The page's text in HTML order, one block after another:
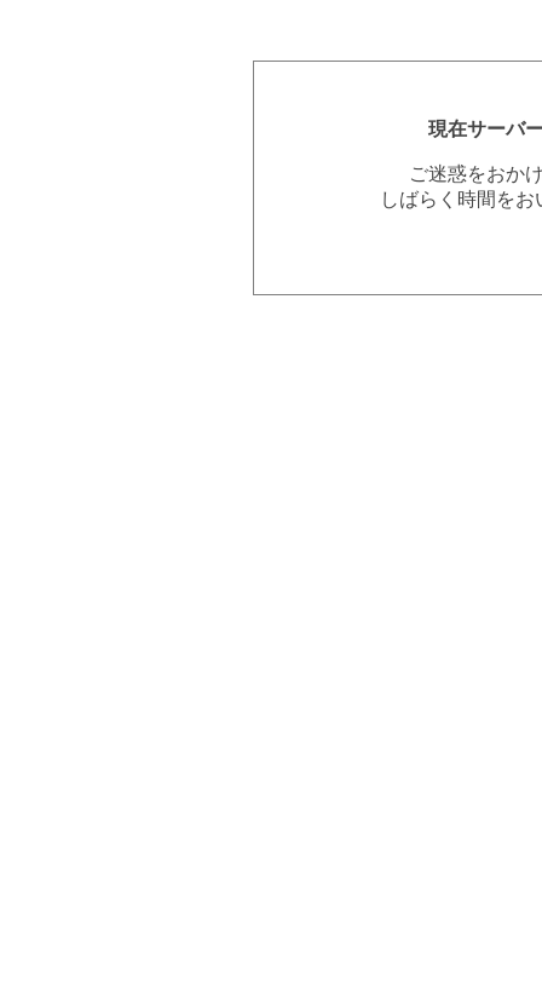
現在サーバ
ご迷惑をおか
しばらく時間を